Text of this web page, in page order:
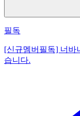
필독
[신규멤버필독] 너바
습니다.